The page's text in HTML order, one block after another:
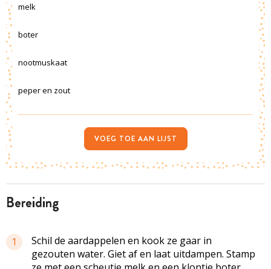
bereiding
1
Schil de aardappelen en kook ze gaar in
gezouten water. Giet af en laat uitdampen. Stamp
melk
boter
nootmuskaat
peper en zout
VOEG TOE AAN LIJST